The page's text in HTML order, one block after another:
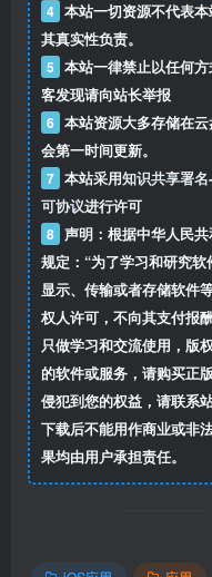
4 本站一切资源不代表
其真实性负责。
5 本站一律禁止以任何
客发现请向站长举报
6 本站资源大多存储在
会第一时间更新。
7 本站采用知识共享署
可协议进行许可
8 声明：根据中华人民
规定：“为了学习和研究软
显示、传输或者存储软件
权人许可，不向其支付报
只做学习和交流使用，版
的软件或服务，请购买正
侵犯到您的权益，请联系
下载后不能用作商业或非
果均由用户承担责任。